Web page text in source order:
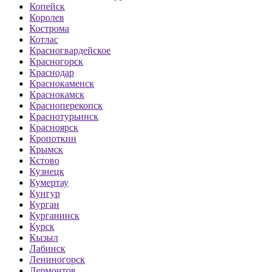
Копейск
Королев
Кострома
Котлас
Красногвардейское
Красногорск
Краснодар
Краснокаменск
Краснокамск
Красноперекопск
Краснотурьинск
Красноярск
Кропоткин
Крымск
Кстово
Кузнецк
Кумертау
Кунгур
Курган
Курганинск
Курск
Кызыл
Лабинск
Лениногорск